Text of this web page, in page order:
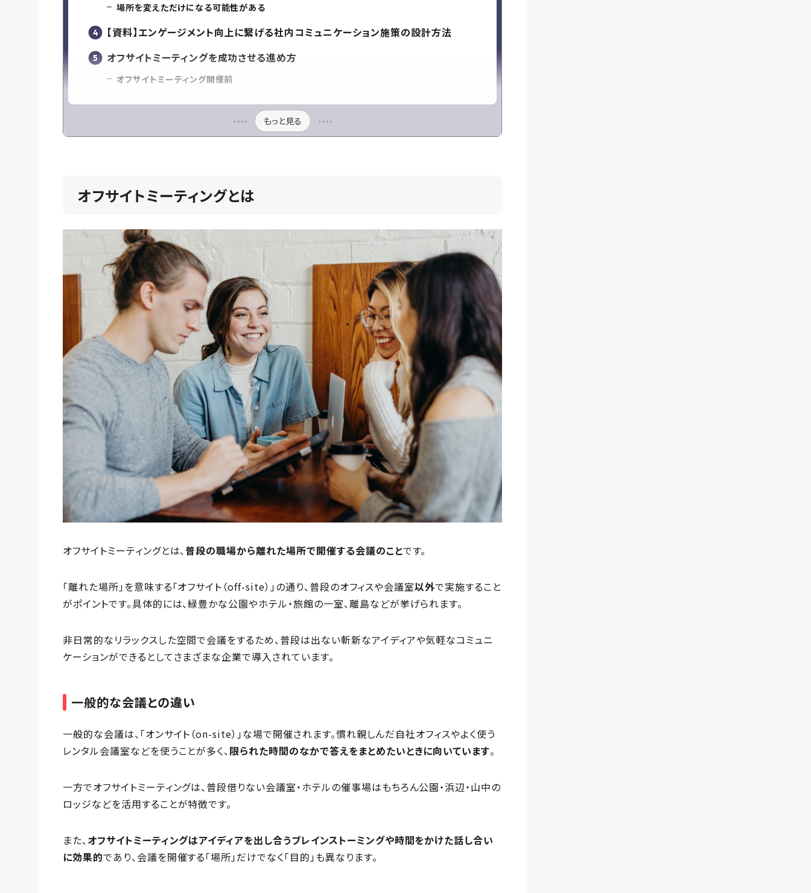
場所を変えただけになる可能性がある
【資料】エンゲージメント向上に繋げる社内コミュニケーション施策の設計方法
オフサイトミーティングを成功させる進め方
オフサイトミーティング開催前
もっと見る
オフサイトミーティングとは
オフサイトミーティングとは、普段の職場から離れた場所で開催する会議のことです。
「離れた場所」を意味する「オフサイト（off-site）」の通り、普段のオフィスや会議室以外で実施すること
がポイントです。具体的には、緑豊かな公園やホテル・旅館の一室、離島などが挙げられます。
非日常的なリラックスした空間で会議をするため、普段は出ない斬新なアイディアや気軽なコミュニ
ケーションができるとしてさまざまな企業で導入されています。
一般的な会議との違い
一般的な会議は、「オンサイト（on-site）」な場で開催されます。慣れ親しんだ自社オフィスやよく使う
レンタル会議室などを使うことが多く、 限られた時間のなかで答えをまとめたいときに向いています。
一方でオフサイトミーティングは、普段借りない会議室・ホテルの催事場はもちろん公園・浜辺・山中の
ロッジなどを活用することが特徴です。
また、 オフサイトミーティングはアイディアを出し合うブレインストーミングや時間をかけた話し合い
に効果的であり、会議を開催する「場所」だけでなく「目的」も異なります。